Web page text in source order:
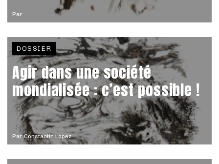
Par
ParConstantin Lopez
DOSSIER
Agir dans une société
mondialisée : c’est possible !